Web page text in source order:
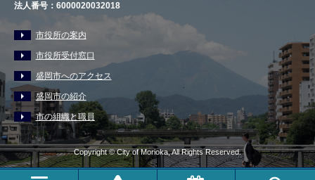
法人番号：6000020032018
市役所の案内
市役所受付窓口
盛岡市へのアクセス
盛岡市の紹介
市の組織と職員
Copyright © City of Morioka, All Rights Reserved.